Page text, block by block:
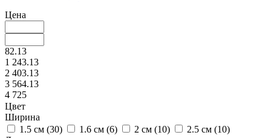
Цена
82.13
1 243.13
2 403.13
3 564.13
4 725
Цвет
Ширина
1.5 см (30) 1.6 см (6) 2 см (10) 2.5 см (10)